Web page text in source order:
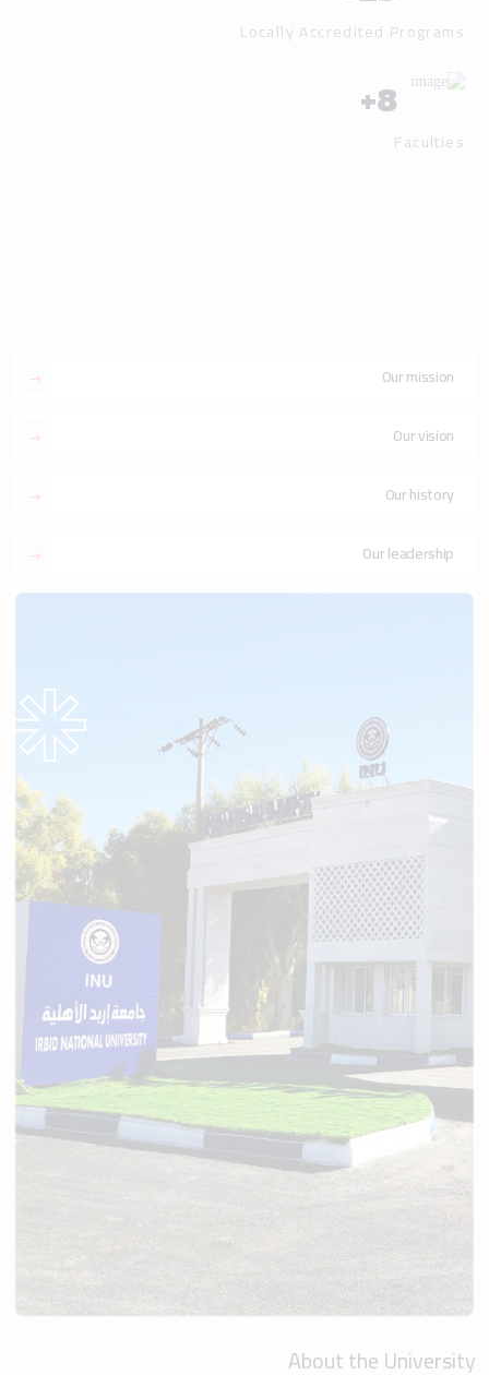
Locally Accredited Programs
8
+
Faculties
Our mission
Our vision
Our history
Our leadership
About the University